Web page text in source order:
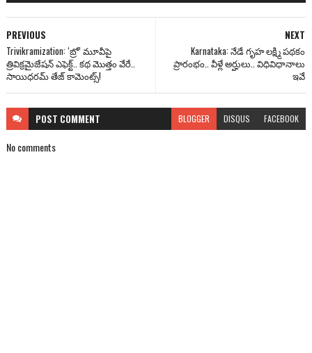
NEXT
Karnataka: నేడే గృహ లక్ష్మి పథకం
ప్రారంభం.. వీళ్లే అర్హులు.. విధివిధానాలు
ఇవే
PREVIOUS
Trivikramization: ‘బ్రో’ మూవీపై
త్రివిక్రమైజేషన్ ఎఫెక్ట్.. కథ మొత్తం వేరే..
సాయిధరమ్ తేజ్ కామెంట్స్!
POST COMMENT BLOGGER DISQUS FACEBOOK
No comments